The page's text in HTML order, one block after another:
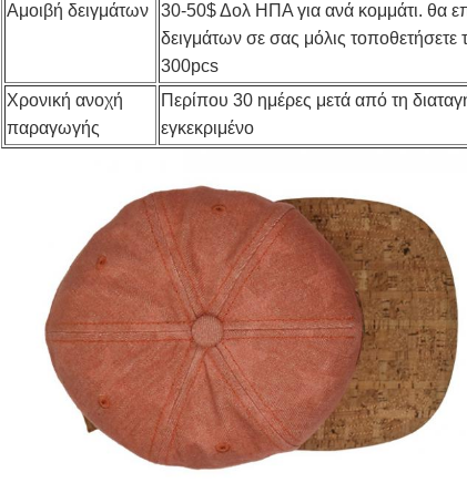
Αμοιβή δειγμάτων
30-50$ Δολ ΗΠΑ για ανά κομμάτι. θα
δειγμάτων σε σας μόλις
300pcs
Χρονική ανοχή
παραγωγής
Περίπου 30 ημέρες μετά από τη
εγκεκριμένο